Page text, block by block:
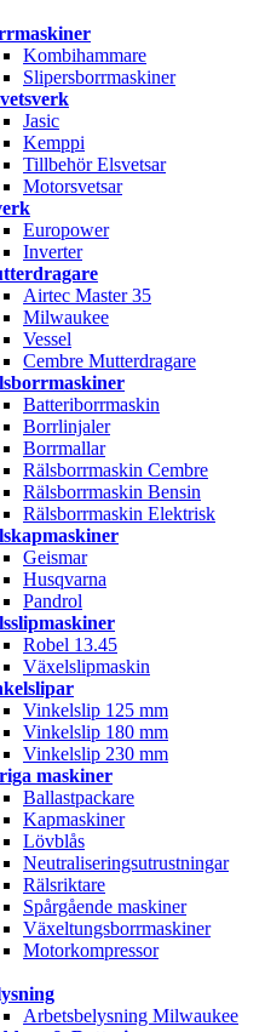
Kombihammare
Slipersborrmaskiner
Jasic
Kemppi
Tillbehör Elsvetsar
Motorsvetsar
Europower
Inverter
Airtec Master 35
Milwaukee
Vessel
Cembre Mutterdragare
Batteriborrmaskin
Borrlinjaler
Borrmallar
Rälsborrmaskin Cembre
Rälsborrmaskin Bensin
Rälsborrmaskin Elektrisk
Geismar
Husqvarna
Pandrol
Robel 13.45
Växelslipmaskin
Vinkelslip 125 mm
Vinkelslip 180 mm
Vinkelslip 230 mm
maskiner
Ballastpackare
Kapmaskiner
Lövblås
Neutraliseringsutrustningar
Rälsriktare
Spårgående maskiner
Växeltungsborrmaskiner
Motorkompressor
Arbetsbelysning Milwaukee